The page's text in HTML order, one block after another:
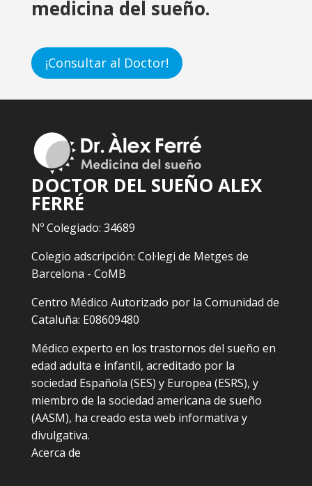
medicina del sueño.
¡Consultar al Doctor!
DOCTOR DEL SUEÑO ALEX
FERRÉ
Nº Colegiado: 34689
Colegio adscripción: Col·legi de Metges de
Barcelona - CoMB
Centro Médico Autorizado por la Comunidad de
Cataluña: E08609480
Médico experto en los trastornos del sueño en
edad adulta e infantil, acreditado por la
sociedad Española (SES) y Europea (ESRS), y
miembro de la sociedad americana de sueño
(AASM), ha creado esta web informativa y
divulgativa.
Acerca de